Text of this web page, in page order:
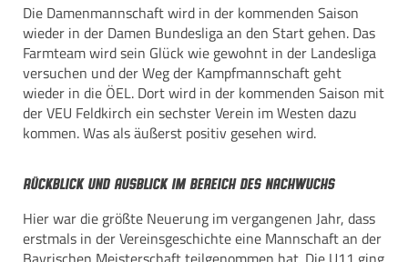
Die Damenmannschaft wird in der kommenden Saison
wieder in der Damen Bundesliga an den Start gehen. Das
Farmteam wird sein Glück wie gewohnt in der Landesliga
versuchen und der Weg der Kampfmannschaft geht
wieder in die ÖEL. Dort wird in der kommenden Saison mit
der VEU Feldkirch ein sechster Verein im Westen dazu
kommen. Was als äußerst positiv gesehen wird.
Rückblick und Ausblick im Bereich des Nachwuchs
Hier war die größte Neuerung im vergangenen Jahr, dass
erstmals in der Vereinsgeschichte eine Mannschaft an der